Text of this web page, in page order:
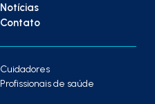
Notícias
Contato
Cuidadores
Profissionais de saúde